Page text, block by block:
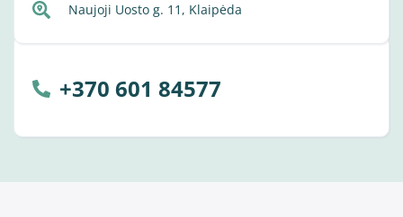
Naujoji Uosto g. 11, Klaipėda
+370 601 84577